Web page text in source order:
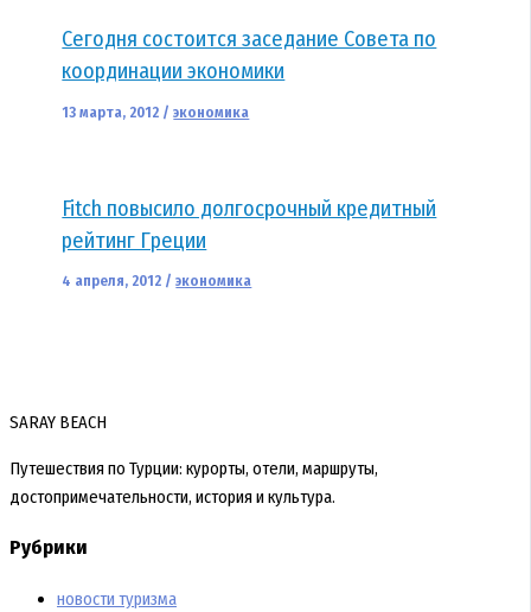
Сегодня состоится заседание Совета по
координации экономики
13 марта, 2012 /экономика
Fitch повысило долгосрочный кредитный
рейтинг Греции
4 апреля, 2012 /экономика
SARAY BEACH
Путешествия по Турции: курорты, отели, маршруты,
достопримечательности, история и культура.
Рубрики
новости туризма